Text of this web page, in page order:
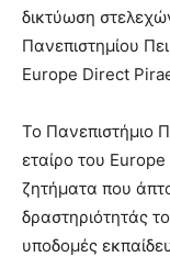
δικτύωση
Πανεπιστημίου
Europe Direct
Το Πανεπιστήμιο
εταίρο του
ζητήματα που
δραστηριότητάς
υποδομές